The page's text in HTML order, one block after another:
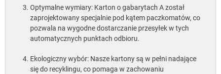
Optymalne wymiary: Karton o gabarytach A został
zaprojektowany specjalnie pod kątem paczkomatów, co
pozwala na wygodne dostarczanie przesyłek w tych
automatycznych punktach odbioru.
Ekologiczny wybór: Nasze kartony są w pełni nadające
się do recyklingu, co pomaga w zachowaniu